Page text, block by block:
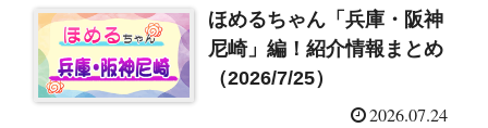
ほめるちゃん「兵庫・阪神
尼崎」編！紹介情報まとめ
（2026/7/25）
2026.07.24